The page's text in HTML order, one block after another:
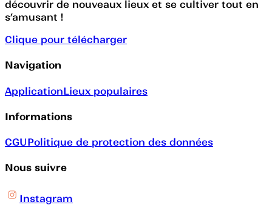
découvrir de nouveaux lieux et se cultiver tout en
s’amusant !
Clique pour télécharger
Navigation
ApplicationLieux populaires
Informations
CGUPolitique de protection des données
Nous suivre
Instagram